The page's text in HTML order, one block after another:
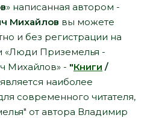
» написанная автором -
Михайлов вы можете
и без регистрации на
«Люди Приземелья -
Михайлов» - "Книги /
является наиболее
современного читателя,
от автора Владимир